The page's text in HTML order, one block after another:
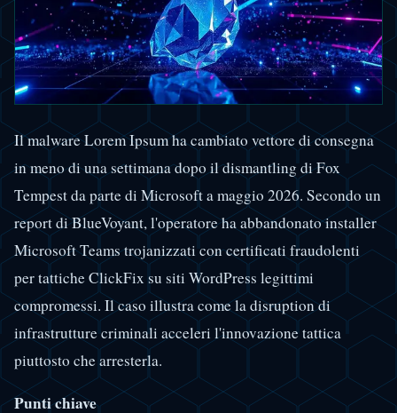
Il malware Lorem Ipsum ha cambiato vettore di consegna
in meno di una settimana dopo il dismantling di Fox
Tempest da parte di Microsoft a maggio 2026. Secondo un
report di BlueVoyant, l'operatore ha abbandonato installer
Microsoft Teams trojanizzati con certificati fraudolenti
per tattiche ClickFix su siti WordPress legittimi
compromessi. Il caso illustra come la disruption di
infrastrutture criminali acceleri l'innovazione tattica
piuttosto che arresterla.
Punti chiave